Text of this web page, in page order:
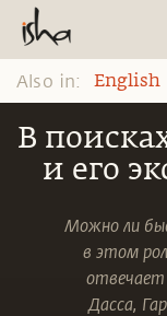
Also in: English
В
и его
Можно ли
в этом
Дасса,